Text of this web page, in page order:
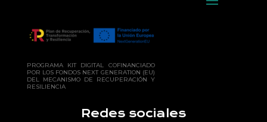
PROGRAMA KIT DIGITAL COFINANCIADO
POR LOS FONDOS NEXT GENERATION (EU)
DEL MECANISMO DE RECUPERACIÓN Y
RESILIENCIA
Redes sociales